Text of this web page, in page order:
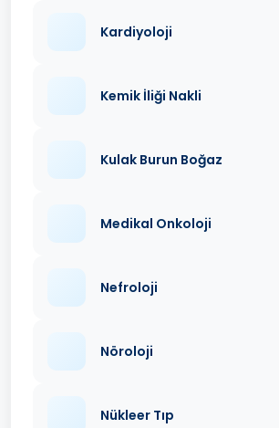
Kardiyoloji
Kemik İliği Nakli
Kulak Burun Boğaz
Medikal Onkoloji
Nefroloji
Nöroloji
Nükleer Tıp